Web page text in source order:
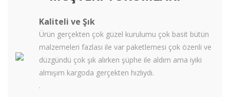
Kaliteli ve Şık
Ürün gerçekten çok güzel kurulumu çok basit bütün
malzemeleri fazlası ile var paketlemesi çok özenli ve
düzgündü çok şık alırken şüphe ile aldım ama iyiki
almışım kargoda gerçekten hızlıydı.
.